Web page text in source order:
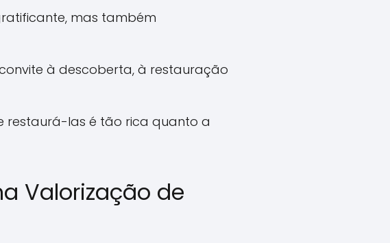
mas também
à descoberta, à restauração
las é tão rica quanto a
Valorização de